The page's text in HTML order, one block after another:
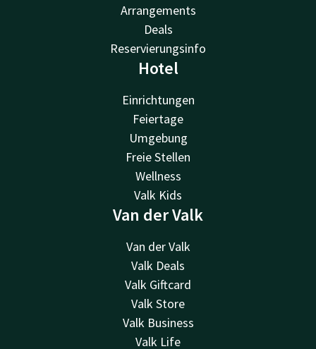
Arrangements
Deals
Reservierungsinfo
Hotel
Einrichtungen
Feiertage
Umgebung
Freie Stellen
Wellness
Valk Kids
Van der Valk
Van der Valk
Valk Deals
Valk Giftcard
Valk Store
Valk Business
Valk Life